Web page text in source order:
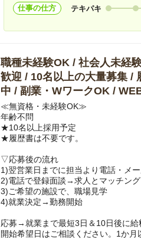
仕事の仕方 テキパキ
職種未経験OK / 社会人未経
歓迎 / 10名以上の大量募集 /
中 / 副業・WワークOK /
≪無資格・未経験OK≫
年齢不問
★10名以上採用予定
★履歴書は不要です。
▽応募後の流れ
1)翌営業日までに担当より電話・メ
2)電話で登録面談→求人とマッチング
3)ご希望の施設で、職場見学
4)就業決定→勤務開始
応募→就業まで最短3日＆10日後に給
開始希望日はご相談ください。1か月